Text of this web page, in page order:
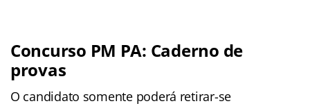
Concurso PM PA: Caderno de
provas
O candidato somente poderá retirar-se